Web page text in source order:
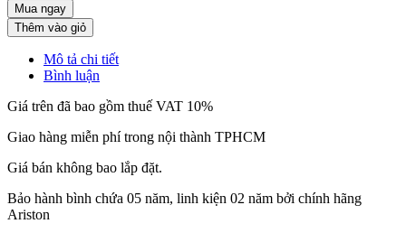
Thêm vào giỏ
Mô tả chi tiết
Bình luận
Giá trên đã bao gồm thuế VAT 10%
Giao hàng miễn phí trong nội thành TPHCM
Giá bán không bao lắp đặt.
Bảo hành bình chứa 05 năm, linh kiện 02 năm bởi chính hãng
Ariston